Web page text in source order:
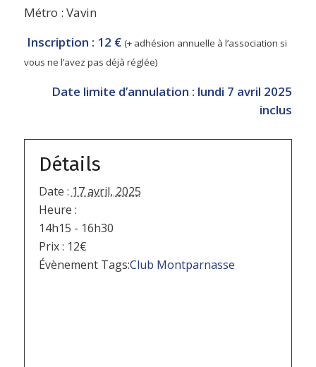
Métro : Vavin
Inscription : 12 € (+ adhésion annuelle à l’association si
vous ne l’avez pas déjà réglée)
Date limite d’annulation : lundi 7 avril 2025
inclus
Détails
Date : 17 avril, 2025
Heure :
14h15 - 16h30
Prix : 12€
Évènement Tags:Club Montparnasse